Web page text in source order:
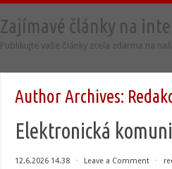
Zajímavé články na
Publikujte vaše články zcela zdarma na
Author Archives:
Elektronická
12.6.2026 14.38 ⋅ Leave a Comment ⋅